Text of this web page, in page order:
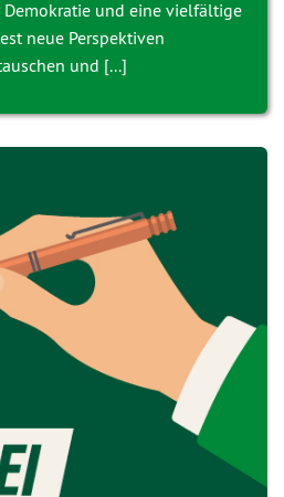
und eine vielfältige
neue Perspektiven
und [...]